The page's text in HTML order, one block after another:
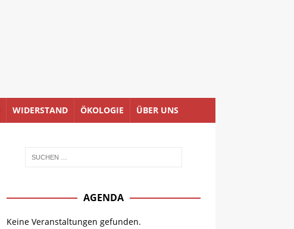
WIDERSTAND ÖKOLOGIE ÜBER UNS
AGENDA
Keine Veranstaltungen gefunden.